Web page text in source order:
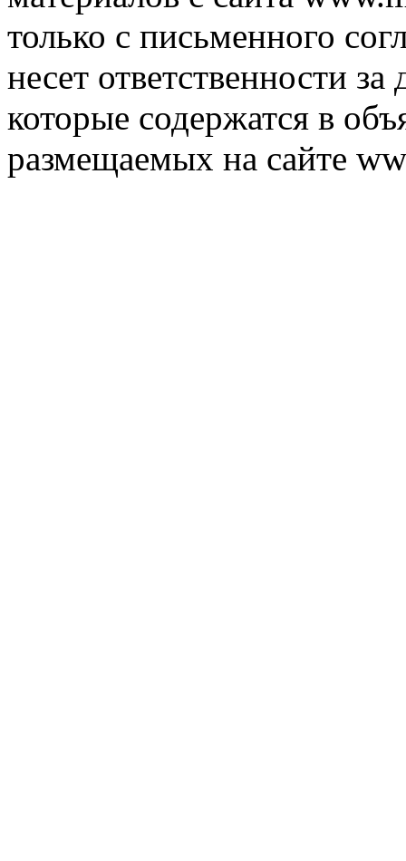
только с письменного
несет ответственности
которые содержатся в
размещаемых на сайте